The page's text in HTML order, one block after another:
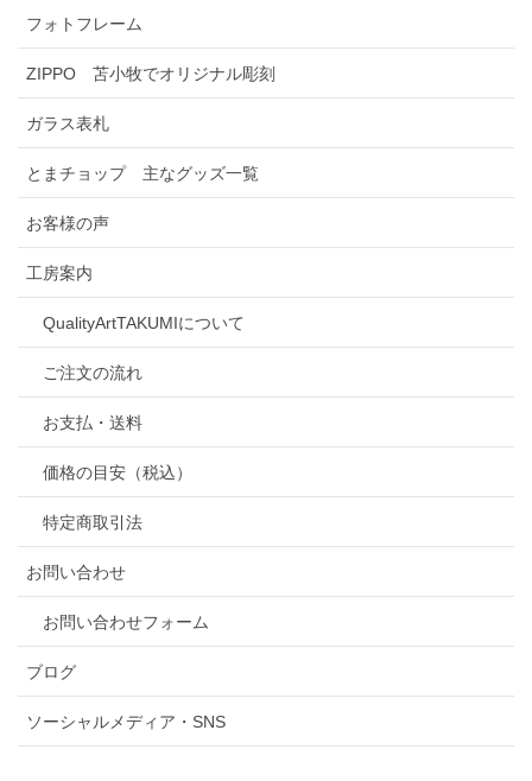
フォトフレーム
ZIPPO 苫小牧でオリジナル彫刻
ガラス表札
とまチョップ 主なグッズ一覧
お客様の声
工房案内
QualityArtTAKUMIについて
ご注文の流れ
お支払・送料
価格の目安（税込）
特定商取引法
お問い合わせ
お問い合わせフォーム
ブログ
ソーシャルメディア・SNS